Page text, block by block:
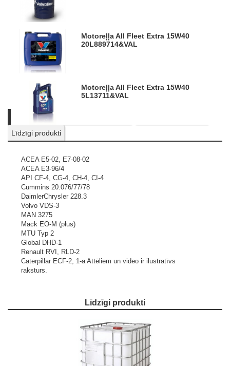
Motoreļļa All Fleet Extra 15W40
20L889714&VAL
Motoreļļa All Fleet Extra 15W40
5L13711&VAL
Apraksts Informācija par produktu
Līdzīgi produkti
ACEA E5-02, E7-08-02
ACEA E3-96/4
API CF-4, CG-4, CH-4, CI-4
Cummins 20.076/77/78
DaimlerChrysler 228.3
Volvo VDS-3
MAN 3275
Mack EO-M (plus)
MTU Typ 2
Global DHD-1
Renault RVI, RLD-2
Caterpillar ECF-2, 1-aAttēliem un video ir ilustratīvs
raksturs.
Līdzīgi produkti